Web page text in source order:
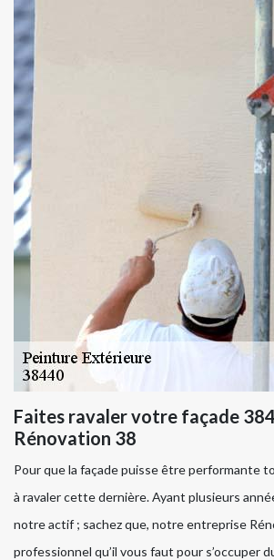
Faites ravaler votre façade
Rénovation 38
Pour que la façade puisse être performante
à ravaler cette dernière. Ayant plusieurs
notre actif ; sachez que, notre entreprise
professionnel qu’il vous faut pour s’occuper